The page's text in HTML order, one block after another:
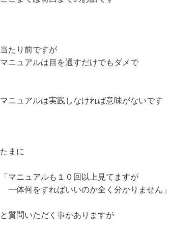
当たり前ですが
マニュアルは目を通すだけでもダメで
マニュアルは実践しなければ意味がないです
たまに
「マニュアルも１０回以上見てますが
一体何をすればいいのか全く分かりません」
と質問いただく事がありますが